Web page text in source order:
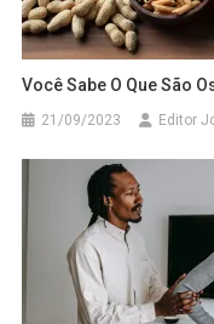
Você Sabe O Que São
21/09/2023 Editor